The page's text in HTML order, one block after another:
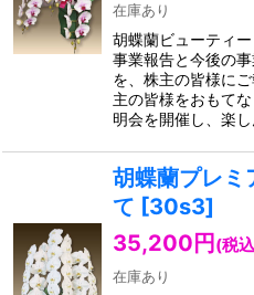
在庫あり
胡蝶蘭ビューティ
事業報告と今後の
を、株主の皆様に
主の皆様をおもて
明会を開催し、楽
胡蝶蘭プレミ
て [30s3]
35,200 円 (税
在庫あり